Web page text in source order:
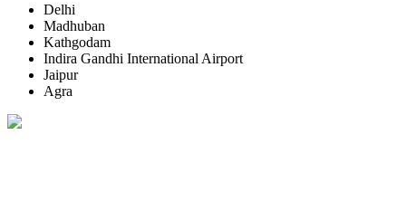
Delhi
Madhuban
Kathgodam
Indira Gandhi International Airport
Jaipur
Agra